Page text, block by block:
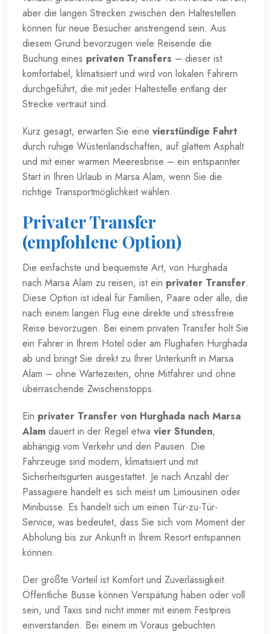
aber die langen Strecken zwischen den Haltestellen
können für neue Besucher anstrengend sein. Aus
diesem Grund bevorzugen viele Reisende die
Buchung eines privaten Transfers – dieser ist
komfortabel, klimatisiert und wird von lokalen Fahrern
durchgeführt, die mit jeder Haltestelle entlang der
Strecke vertraut sind.
Kurz gesagt, erwarten Sie eine vierstündige Fahrt
durch ruhige Wüstenlandschaften, auf glattem Asphalt
und mit einer warmen Meeresbrise – ein entspannter
Start in Ihren Urlaub in Marsa Alam, wenn Sie die
richtige Transportmöglichkeit wählen.
Privater Transfer
(empfohlene Option)
Die einfachste und bequemste Art, von Hurghada
nach Marsa Alam zu reisen, ist ein privater Transfer.
Diese Option ist ideal für Familien, Paare oder alle, die
nach einem langen Flug eine direkte und stressfreie
Reise bevorzugen. Bei einem privaten Transfer holt Sie
ein Fahrer in Ihrem Hotel oder am Flughafen Hurghada
ab und bringt Sie direkt zu Ihrer Unterkunft in Marsa
Alam – ohne Wartezeiten, ohne Mitfahrer und ohne
überraschende Zwischenstopps.
Ein privater Transfer von Hurghada nach Marsa
Alam dauert in der Regel etwa vier Stunden,
abhängig vom Verkehr und den Pausen. Die
Fahrzeuge sind modern, klimatisiert und mit
Sicherheitsgurten ausgestattet. Je nach Anzahl der
Passagiere handelt es sich meist um Limousinen oder
Minibusse. Es handelt sich um einen Tür-zu-Tür-
Service, was bedeutet, dass Sie sich vom Moment der
Abholung bis zur Ankunft in Ihrem Resort entspannen
können.
Der größte Vorteil ist Komfort und Zuverlässigkeit.
Öffentliche Busse können Verspätung haben oder voll
sein, und Taxis sind nicht immer mit einem Festpreis
einverstanden. Bei einem im Voraus gebuchten